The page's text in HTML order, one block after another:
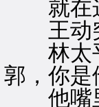
就在这
王动突
林太平
郭，你是
他嘴里